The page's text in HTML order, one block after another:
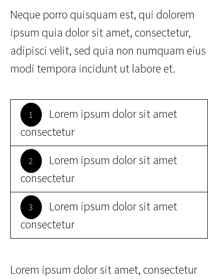
Neque porro quisquam est, qui dolorem
ipsum quia dolor sit amet, consectetur,
adipisci velit, sed quia non numquam eius
modi tempora incidunt ut labore et.
1
Lorem ipsum dolor sit amet
consectetur
2
Lorem ipsum dolor sit amet
consectetur
3
Lorem ipsum dolor sit amet
consectetur
Lorem ipsum dolor sit amet, consectetur